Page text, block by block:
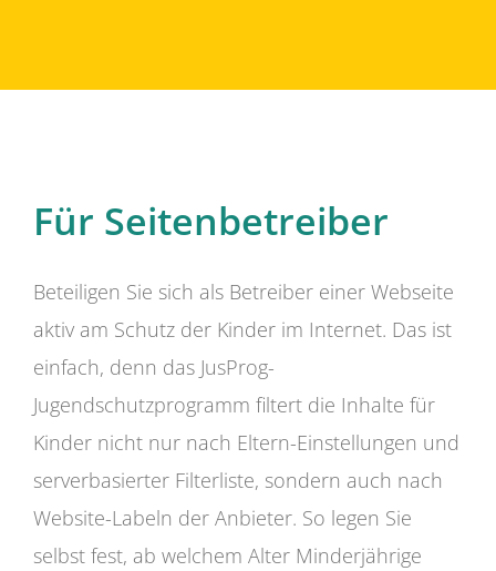
Für Seitenbetreiber
Beteiligen Sie sich als Betreiber einer Webseite
aktiv am Schutz der Kinder im Internet. Das ist
einfach, denn das JusProg-
Jugendschutzprogramm filtert die Inhalte für
Kinder nicht nur nach Eltern-Einstellungen und
serverbasierter Filterliste, sondern auch nach
Website-Labeln der Anbieter. So legen Sie
selbst fest, ab welchem Alter Minderjährige